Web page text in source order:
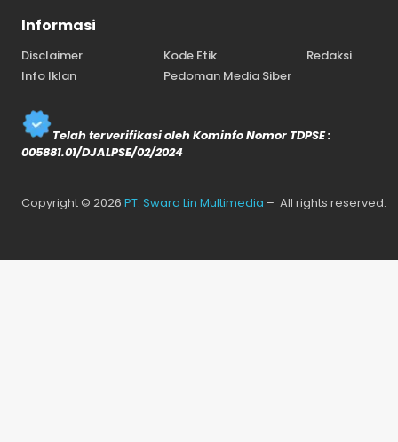
Informasi
Disclaimer Kode Etik
Redaksi
Info Iklan
Pedoman Media Siber
Telah terverifikasi oleh Kominfo Nomor TDPSE :
005881.01/DJALPSE/02/2024
Copyright © 2026 PT. Swara Lin Multimedia – All rights reserved.